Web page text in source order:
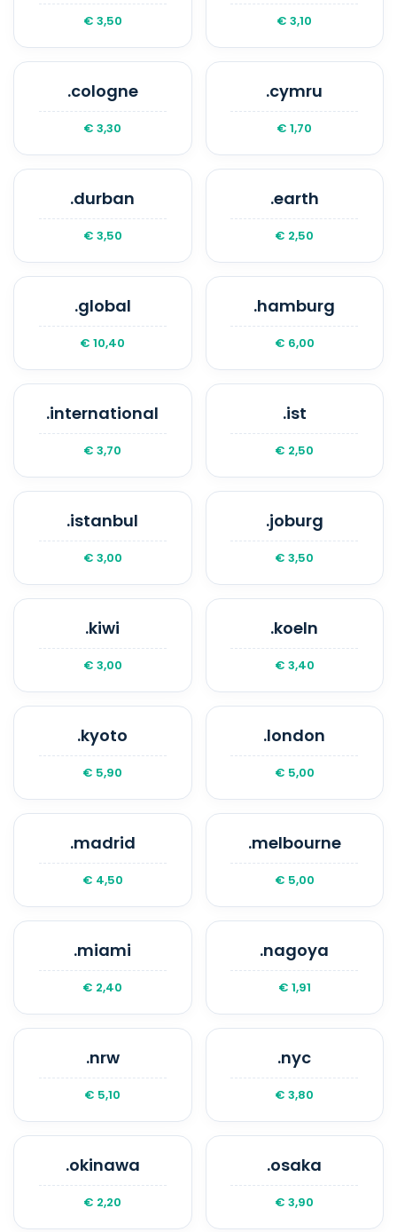
€ 3,50 € 3,10
.cologne
€ 3,30
.cymru
€ 1,70
.durban
€ 3,50
.earth
€ 2,50
.global
€ 10,40
.hamburg
€ 6,00
.international
€ 3,70
.ist
€ 2,50
.istanbul
€ 3,00
.joburg
€ 3,50
.kiwi
€ 3,00
.koeln
€ 3,40
.kyoto
€ 5,90
.london
€ 5,00
.madrid
€ 4,50
.melbourne
€ 5,00
.miami
€ 2,40
.nagoya
€ 1,91
.nrw
€ 5,10
.nyc
€ 3,80
.okinawa
€ 2,20
.osaka
€ 3,90